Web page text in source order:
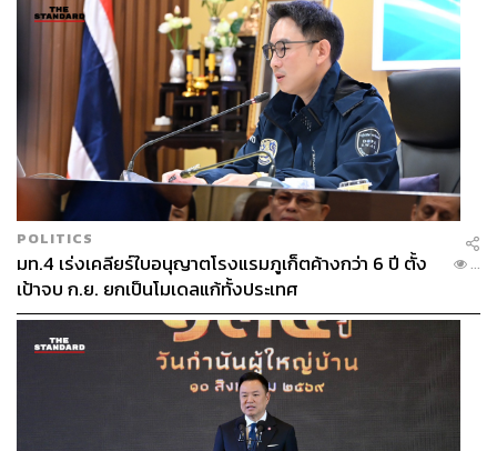
POLITICS
มท.4 เร่งเคลียร์ใบอนุญาตโรงแรมภูเก็ตค้างกว่า 6 ปี ตั้ง
เป้าจบ ก.ย. ยกเป็นโมเดลแก้ทั้งประเทศ
...